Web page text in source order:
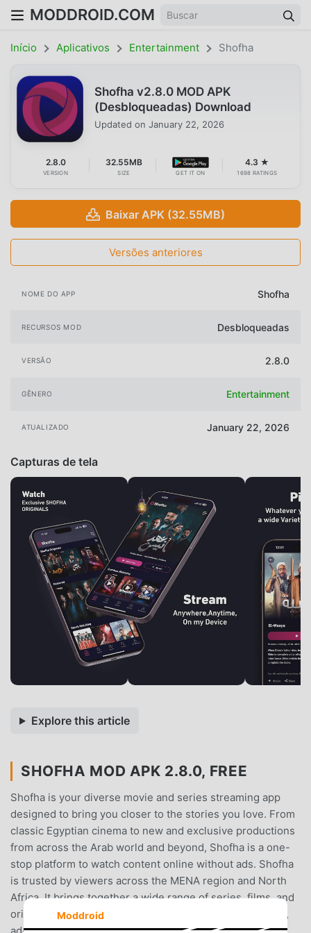
MODDROID.COM
Início Aplicativos Entertainment Shofha
Shofha v2.8.0 MOD APK
(Desbloqueadas) Download
Updated on January 22, 2026
2.8.0
VERSION
32.55MB
SIZE GET IT ON
4.3 ★
1698 RATINGS
Baixar APK (32.55MB)
Versões anteriores
NOME DO APP Shofha
RECURSOS MOD Desbloqueadas
VERSÃO 2.8.0
GÊNERO Entertainment
ATUALIZADO January 22, 2026
Capturas de tela
Explore this article
SHOFHA MOD APK 2.8.0, FREE
Shofha is your diverse movie and series streaming app
designed to bring you closer to the stories you love. From
classic Egyptian cinema to new and exclusive productions
from across the Arab world and beyond, Shofha is a one-
stop platform to watch content online without ads. Shofha
is trusted by viewers across the MENA region and North
Africa. It brings together a wide range of series, films, and
originals from the Arab world and beyond, all in a simple,
Moddroid